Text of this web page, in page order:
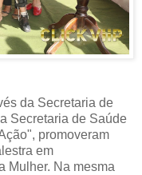
da Secretaria de
Secretaria de Saúde
promoveram
em
Mulher. Na mesma